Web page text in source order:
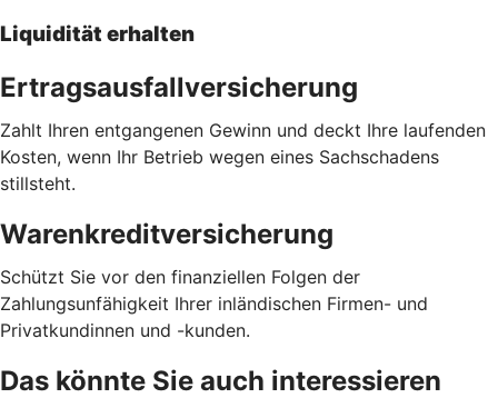
Liquidität erhalten
Ertragsausfallversicherung
Zahlt Ihren entgangenen Gewinn und deckt Ihre laufenden
Kosten, wenn Ihr Betrieb wegen eines Sachschadens
stillsteht.
Warenkreditversicherung
Schützt Sie vor den finanziellen Folgen der
Zahlungsunfähigkeit Ihrer inländischen Firmen- und
Privatkundinnen und -kunden.
Das könnte Sie auch interessieren